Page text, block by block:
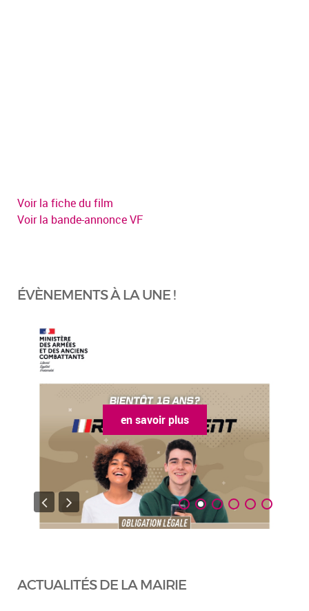
Voir la fiche du film
Voir la bande-annonce VF
ÉVÈNEMENTS À LA UNE !
en savoir plus
ACTUALITÉS DE LA MAIRIE